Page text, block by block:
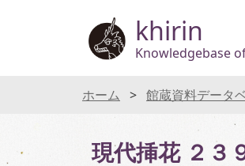
khirin
Knowledgebase
ホーム 館蔵資料データ
現代挿花 ２３